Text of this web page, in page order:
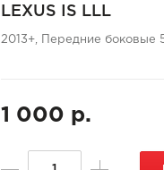
LEXUS IS LLL
2013+, Передние боковые
1 000 р.